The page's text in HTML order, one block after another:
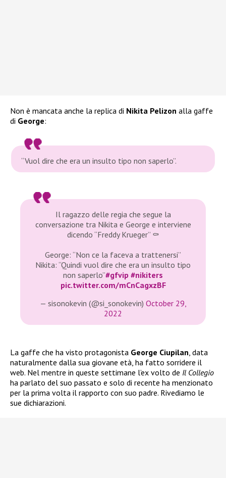
Non è mancata anche la replica di Nikita Pelizon alla gaffe
di George:
“Vuol dire che era un insulto tipo non saperlo”.
Il ragazzo delle regia che segue la
conversazione tra Nikita e George e interviene
dicendo “Freddy Krueger” ⚰️
George: “Non ce la faceva a trattenersi”
Nikita: “Quindi vuol dire che era un insulto tipo
non saperlo”#gfvip #nikiters
pic.twitter.com/mCnCagxzBF
— sisonokevin (@si_sonokevin) October 29,
2022
La gaffe che ha visto protagonista George Ciupilan , data
naturalmente dalla sua giovane età, ha fatto sorridere il
web. Nel mentre in queste settimane l’ex volto de Il Collegio
ha parlato del suo passato e solo di recente ha menzionato
per la prima volta il rapporto con suo padre. Rivediamo le
sue dichiarazioni.